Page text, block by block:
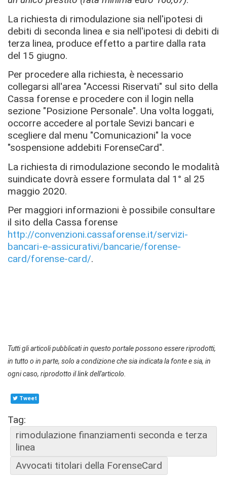
La richiesta di rimodulazione sia nell'ipotesi di
debiti di seconda linea e sia nell'ipotesi di debiti di
terza linea, produce effetto a partire dalla rata
del 15 giugno.
Per procedere alla richiesta, è necessario
collegarsi all'area "Accessi Riservati" sul sito della
Cassa forense e procedere con il login nella
sezione "Posizione Personale". Una volta loggati,
occorre accedere al portale Sevizi bancari e
scegliere dal menu "Comunicazioni" la voce
"sospensione addebiti ForenseCard".
La richiesta di rimodulazione secondo le modalità
suindicate dovrà essere formulata dal 1° al 25
maggio 2020.
Per maggiori informazioni è possibile consultare
il sito della Cassa forense
http://convenzioni.cassaforense.it/servizi-
bancari-e-assicurativi/bancarie/forense-
card/forense-card/.
Tutti gli articoli pubblicati in questo portale possono essere riprodotti,
in tutto o in parte, solo a condizione che sia indicata la fonte e sia, in
ogni caso, riprodotto il link dell'articolo.
Tweet
Tag:
rimodulazione finanziamenti seconda e terza
linea
Avvocati titolari della ForenseCard